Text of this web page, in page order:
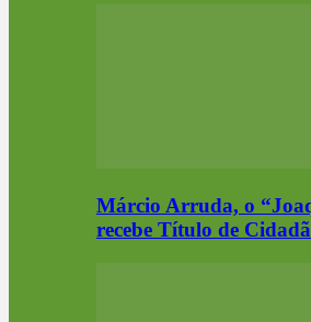
Márcio Arruda, o
recebe Título de